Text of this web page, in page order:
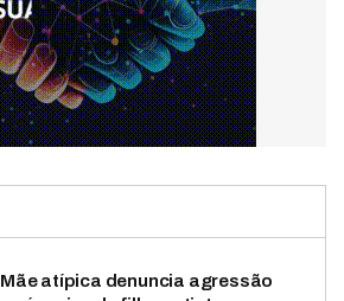
Mãe atípica denuncia agressão